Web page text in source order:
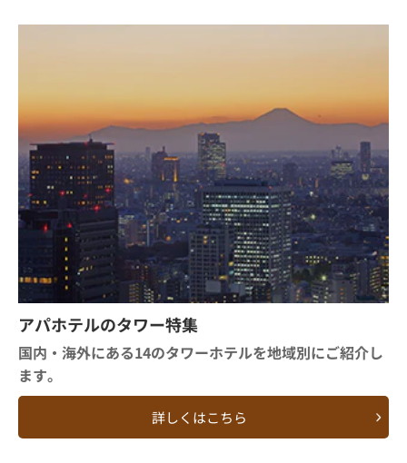
アパホテルのタワー特集
国内・海外にある14のタワーホテルを地域別にご紹介し
ます。
詳しくはこちら